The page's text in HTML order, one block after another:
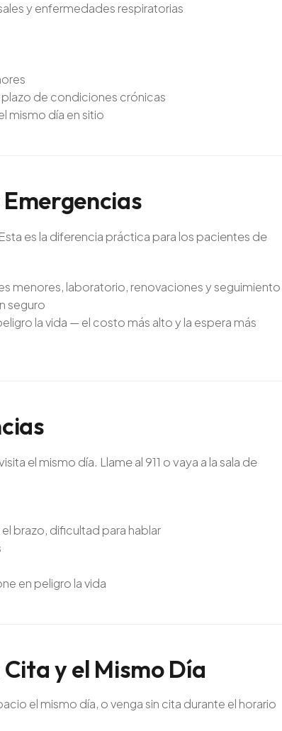
y enfermedades respiratorias
de condiciones crónicas
mismo día en sitio
Emergencias
es la diferencia práctica para los pacientes de
menores, laboratorio, renovaciones y seguimiento
seguro
la vida — el costo más alto y la espera más
el mismo día. Llame al 911 o vaya a la sala de
brazo, dificultad para hablar
en peligro la vida
Citayel MismoDía
el mismo día, o venga sin cita durante el horario